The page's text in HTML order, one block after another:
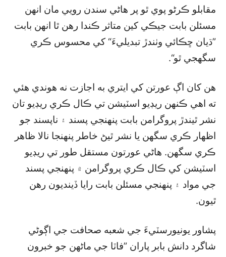
مقابلو ڪرڻو پوي ٿو پر هاڻي سندن رويي مان انهن
مسئلن بابت جيڪي کين متاثر ڪندا رهن ٿا انهن بابت
”ڌيان ڇڪائي وٺندڙ تبديليءَ“ کي محسوس ڪري
سگھجي ٿو“.
هن کان اڳ عورتن کي ايتري به اجازت نه هوندي هئي
ته اهي ڪنهن ريڊيو اسٽيشن تي ڪال ڪري ريڊيو تان
نشر ٿيندڙ پروگرامن بابت پنهنجي پسند ۽ ناپسند جو
اظهار ڪري سگھن يا نشر ٿيڻ خاطر پنهنجا نالا ظاهر
ڪري سگھن. هاڻي عورتون مستقل طور تي ريڊيو
اسٽيشن کي ڪال ڪري پروگرامن ۾ پنهنجي پسند
جي مواد ۽ پنهنجي مسئلن بابت رايا ڏينديون رهن
ٿيون.
پشاور يونيورسٽيءَ جي شعبه صحافت جي اڳوڻي
شاگرد دانش بابر پاران ”فاٽا جي ماڻهن جو خبرون